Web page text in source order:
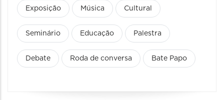
Exposição Música Cultural
Seminário Educação Palestra
Debate Roda de conversa Bate Papo